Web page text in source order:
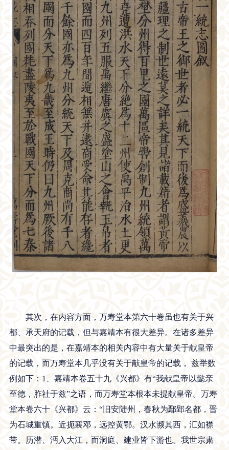
其次，在内容方面，万寿堂本第六十卷虽也有关于兴
都、承天府的记载，但与嘉靖本有很大差异。在诸多差异
中最突出的是，在嘉靖本的相关内容中有大量关于献皇帝
的记载，而万寿堂本几乎没有关于献皇帝的记载， 兹举数
例如下：1、嘉靖本卷五十九《兴都》有“我献皇帝以懿亲
至德，胙社于兹”之语，而万寿堂本根本未提献皇帝。万寿
堂本卷六十《兴都》云：“旧安陆州，春秋为鄢郢名都，晋
为石城重镇。近扼襄邓，远控黄鄂。汉水濒其西，汇如襟
带。历潜、沔入大江，而洞庭、建业皆下游也。我世宗肃